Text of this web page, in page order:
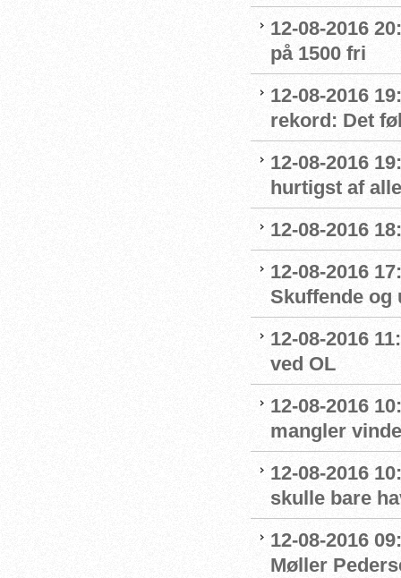
12-08-2016
på 1500 fri
12-08-2016
rekord: Det
12-08-2016
hurtigst af
12-08-2016
12-08-2016
Skuffende
12-08-2016
ved OL
12-08-2016
mangler
12-08-2016
skulle bare
12-08-2016
Møller